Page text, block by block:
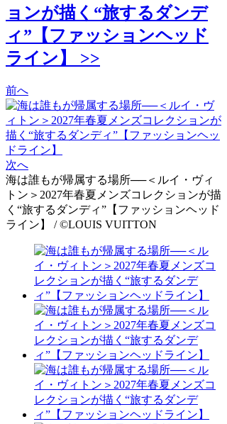
ョンが描く“旅するダンデ
ィ”【ファッションヘッド
ライン】 >>
前へ
次へ
海は誰もが帰属する場所──＜ルイ・ヴィ
トン＞2027年春夏メンズコレクションが描
く“旅するダンディ”【ファッションヘッド
ライン】 / ©LOUIS VUITTON